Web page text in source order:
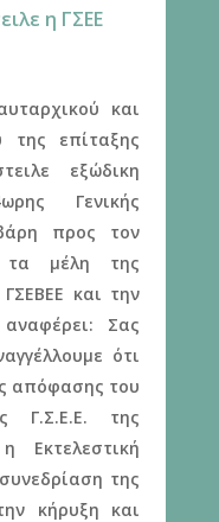
η ΓΣΕΕ
και
της επίταξης
εξώδικη
Γενικής
προς τον
τα μέλη της
και την
Σας
ότι
απόφασης του
Γ.Σ.Ε.Ε. της
Εκτελεστική
της
κήρυξη και